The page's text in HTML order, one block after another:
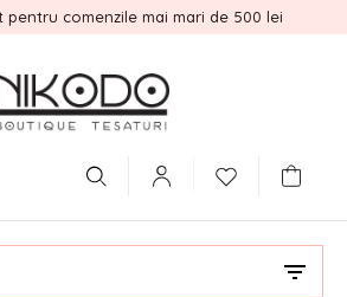
comenzile mai mari de 500 lei